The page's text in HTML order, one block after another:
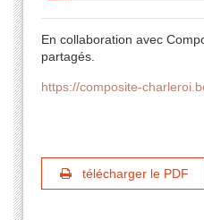
En collaboration avec
partagés.
https://composite-
télécharger le PDF